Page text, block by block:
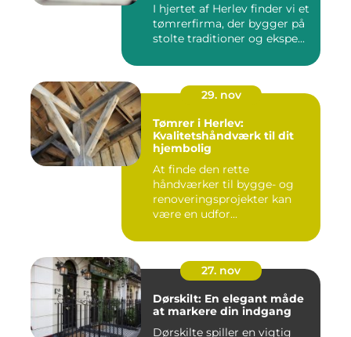
I hjertet af Herlev finder vi et
tømrerfirma, der bygger på
stolte traditioner og ekspe...
29. nov
Tømrer i Herlev:
Kvalitetshåndværk til dit
hjembolig
At finde den rette
håndværker til bygge- og
renoveringsprojekter kan
være en udfor...
27. nov
Dørskilt: En elegant måde
at markere din indgang
Dørskilte spiller en vigtig